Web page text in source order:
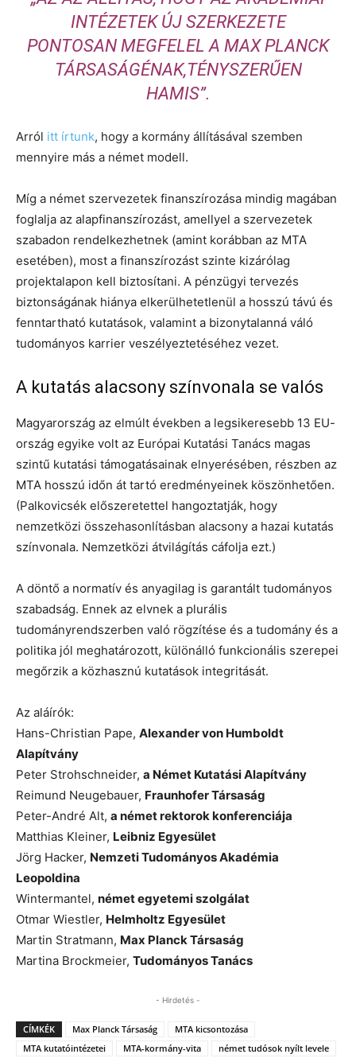
INTÉZETEK ÚJ SZERKEZETE
PONTOSAN MEGFELEL A MAX PLANCK
TÁRSASÁGÉNAK,TÉNYSZERŰEN
HAMIS”.
Arról itt írtunk, hogy a kormány állításával szemben
mennyire más a német modell.
Míg a német szervezetek finanszírozása mindig magában
foglalja az alapfinanszírozást, amellyel a szervezetek
szabadon rendelkezhetnek (amint korábban az MTA
esetében), most a finanszírozást szinte kizárólag
projektalapon kell biztosítani. A pénzügyi tervezés
biztonságának hiánya elkerülhetetlenül a hosszú távú és
fenntartható kutatások, valamint a bizonytalanná váló
tudományos karrier veszélyeztetéséhez vezet.
A kutatás alacsony színvonala se valós
Magyarország az elmúlt években a legsikeresebb 13 EU-
ország egyike volt az Európai Kutatási Tanács magas
szintű kutatási támogatásainak elnyerésében, részben az
MTA hosszú időn át tartó eredményeinek köszönhetően.
(Palkovicsék előszeretettel hangoztatják, hogy
nemzetközi összehasonlításban alacsony a hazai kutatás
színvonala. Nemzetközi átvilágítás cáfolja ezt.)
A döntő a normatív és anyagilag is garantált tudományos
szabadság. Ennek az elvnek a plurális
tudományrendszerben való rögzítése és a tudomány és a
politika jól meghatározott, különálló funkcionális szerepei
megőrzik a közhasznú kutatások integritását.
Az aláírók:
Hans-Christian Pape, Alexander von Humboldt
Alapítvány
Peter Strohschneider, a Német Kutatási Alapítvány
Reimund Neugebauer, Fraunhofer Társaság
Peter-André Alt, a német rektorok konferenciája
Matthias Kleiner, Leibniz Egyesület
Jörg Hacker, Nemzeti Tudományos Akadémia
Leopoldina
Wintermantel, német egyetemi szolgálat
Otmar Wiestler, Helmholtz Egyesület
Martin Stratmann, Max Planck Társaság
Martina Brockmeier, Tudományos Tanács
- Hirdetés -
CÍMKÉK Max Planck Társaság
MTA kicsontozása
MTA kutatóintézetei
MTA-kormány-vita német tudósok nyílt levele